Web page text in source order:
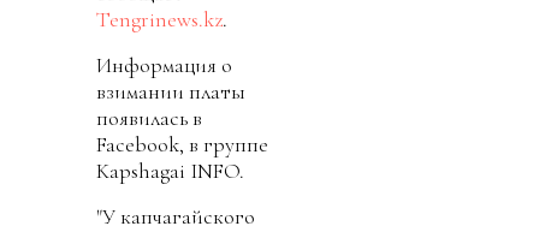
Tengrinews.kz.
Информация о
взимании платы
появилась в
Facebook, в группе
Kapshagai INFO.
"У капчагайского